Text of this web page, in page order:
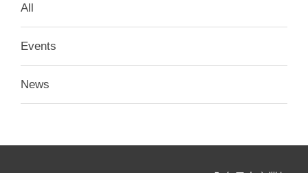
All
Events
News